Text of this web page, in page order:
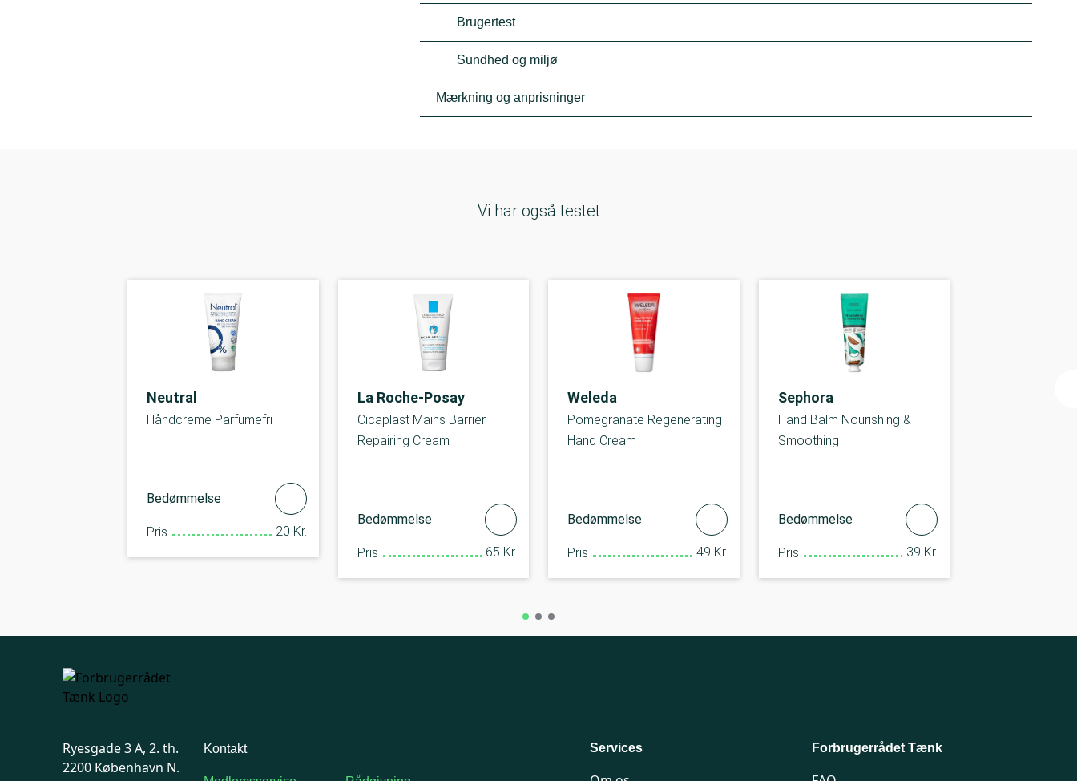
Brugertest
Sundhed og miljø
Mærkning og anprisninger
Vi har også testet
Neutral
Håndcreme Parfumefri
Bedømmelse
Pris 20 Kr.
La Roche-Posay
Cicaplast Mains Barrier
Repairing Cream
Bedømmelse
Pris 65 Kr.
Weleda
Pomegranate Regenerating
Hand Cream
Bedømmelse
Pris 49 Kr.
Sephora
Hand Balm Nourishing &
Smoothing
Bedømmelse
Pris 39 Kr.
Ryesgade 3 A, 2. th.
2200 København N.
Kontakt Services Forbrugerrådet Tænk